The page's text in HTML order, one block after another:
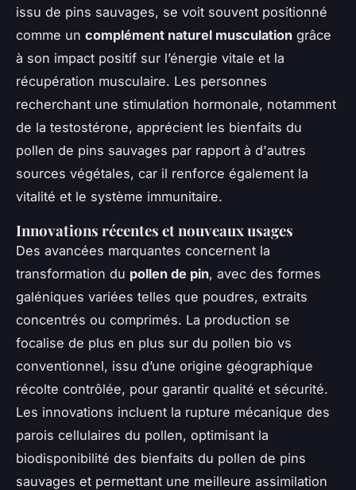
issu de pins sauvages, se voit souvent positionné
comme un complément naturel musculation grâce
à son impact positif sur l’énergie vitale et la
récupération musculaire. Les personnes
recherchant une stimulation hormonale, notamment
de la testostérone, apprécient les bienfaits du
pollen de pins sauvages par rapport à d'autres
sources végétales, car il renforce également la
vitalité et le système immunitaire.
Innovations récentes et nouveaux usages
Des avancées marquantes concernent la
transformation du pollen de pin, avec des formes
galéniques variées telles que poudres, extraits
concentrés ou comprimés. La production se
focalise de plus en plus sur du pollen bio vs
conventionnel, issu d’une origine géographique
récolte contrôlée, pour garantir qualité et sécurité.
Les innovations incluent la rupture mécanique des
parois cellulaires du pollen, optimisant la
biodisponibilité des bienfaits du pollen de pins
sauvages et permettant une meilleure assimilation